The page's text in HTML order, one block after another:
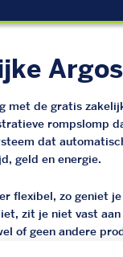
met de gratis
rompslomp
dat
geld en energie.
flexibel, zo geniet
zit je niet vast
of geen andere